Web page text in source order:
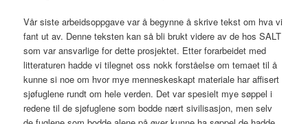
Vår siste arbeidsoppgave var å begynne å skrive tekst om hva vi
fant ut av. Denne teksten kan så bli brukt videre av de hos SALT
som var ansvarlige for dette prosjektet. Etter forarbeidet med
litteraturen hadde vi tilegnet oss nokk forståelse om temaet til å
kunne si noe om hvor mye menneskeskapt materiale har affisert
sjøfuglene rundt om hele verden. Det var spesielt mye søppel i
redene til de sjøfuglene som bodde nært sivilisasjon, men selv